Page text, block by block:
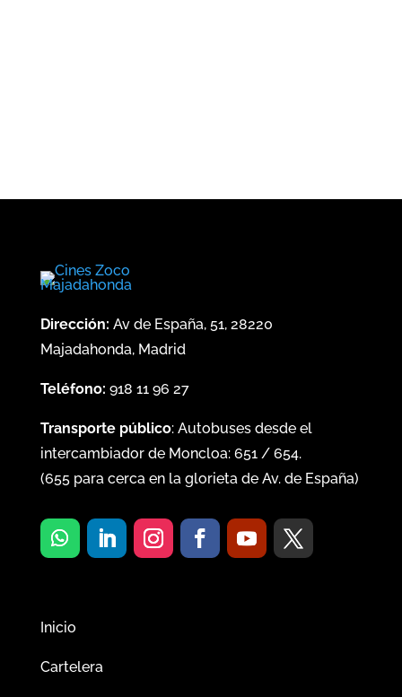
Dirección: Av de España, 51, 28220
Majadahonda, Madrid
Teléfono: 918 11 96 27
Transporte público: Autobuses desde el
intercambiador de Moncloa: 651/ 654.
(655para cerca en la glorieta de Av. de España)
Inicio
Cartelera